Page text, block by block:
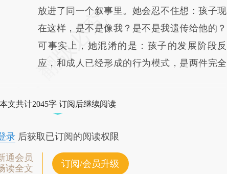
放进了同一个叙事里。她会忍不住想：孩子现
在这样，是不是像我？是不是我遗传给他的？
可事实上，她混淆的是：孩子的发展阶段反
应，和成人已经形成的行为模式，是两件完全
本文共计2045字 订阅后继续阅读
录后获取已订阅的阅读权限
通会员
读全文
订阅/会员升级